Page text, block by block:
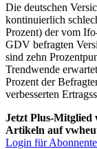
Die deutschen
kontinuierlich
Prozent) der vom
GDV befragten
sind zehn
Trendwende
Prozent der
verbesserten
Jetzt Plus-Mitglied
Artikeln auf
Login für